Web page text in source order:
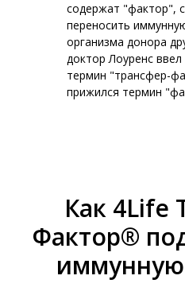
содержат "фактор",
переносить
организма донора
доктор Лоуренс
термин "трансфер-
прижился термин
Как 4Life
Фактор®
иммунную